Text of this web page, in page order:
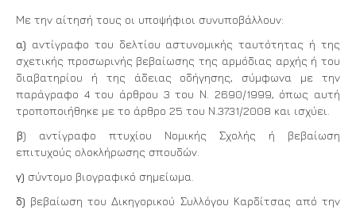
Με την αίτησή τους οι υποψήφιοι συνυποβάλλουν:
α) αντίγραφο του δελτίου αστυνομικής ταυτότητας ή της
σχετικής προσωρινής βεβαίωσης της αρμόδιας αρχής ή του
διαβατηρίου ή της άδειας οδήγησης, σύμφωνα με την
παράγραφο 4 του άρθρου 3 του Ν. 2690/1999, όπως αυτή
τροποποιήθηκε με το άρθρο 25 του Ν.3731/2008 και ισχύει.
β) αντίγραφο πτυχίου Νομικής Σχολής ή βεβαίωση
επιτυχούς ολοκλήρωσης σπουδών.
γ) σύντομο βιογραφικό σημείωμα.
δ) βεβαίωση του Δικηγορικού Συλλόγου Καρδίτσας από την